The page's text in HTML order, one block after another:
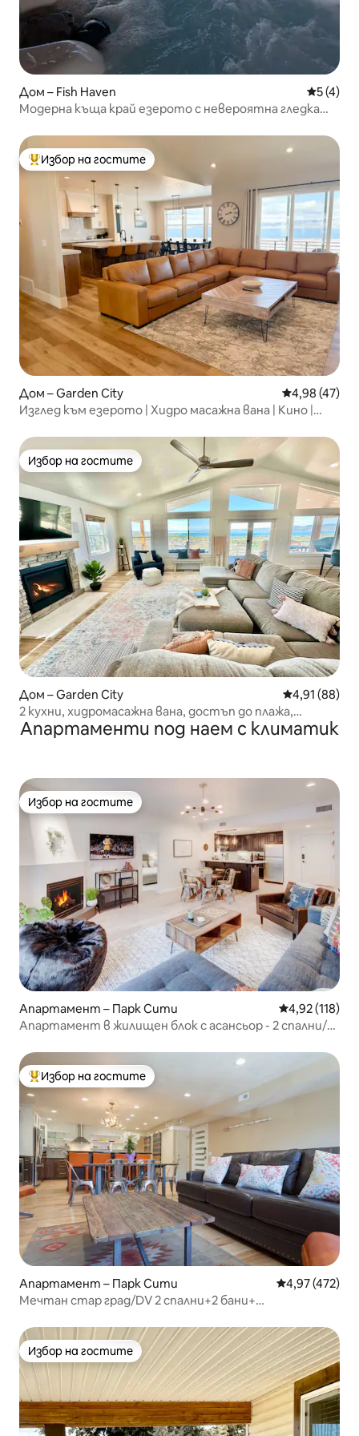
Дом – Fish Haven Средна
5 (4)
Модерна къща край езерото с невероятна гледка
Най-популярен избор на гостите
Избор на гостите
Дом – Garden City Средна
4,98 (47)
Изглед към езерото | Хидро масажна вана | Кино |
Избор на гостите
Избор на гостите
Дом – Garden City Средна
4,91 (88)
2 кухни, хидромасажна вана, достъп до плажа,
20 спални места
Апартаменти под наем с климатик
Избор на гостите
Избор на гостите
Апартамент – Парк Сити Средна
4,92 (118)
Апартамент в жилищен блок с асансьор - 2 спални/2
Най-популярен избор на гостите
Избор на гостите
Апартамент – Парк Сити Средна
4,97 (472)
Мечтан стар град/DV 2 спални+2 бани+
Избор на гостите
Избор на гостите